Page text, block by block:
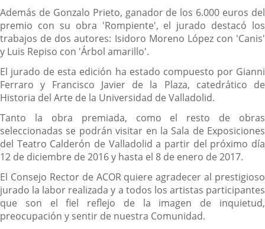
Además de Gonzalo Prieto, ganador de los 6.000 euros del
premio con su obra 'Rompiente', el jurado destacó los
trabajos de dos autores: Isidoro Moreno López con 'Canis'
y Luis Repiso con 'Árbol amarillo'.
El jurado de esta edición ha estado compuesto por Gianni
Ferraro y Francisco Javier de la Plaza, catedrático de
Historia del Arte de la Universidad de Valladolid.
Tanto la obra premiada, como el resto de obras
seleccionadas se podrán visitar en la Sala de Exposiciones
del Teatro Calderón de Valladolid a partir del próximo día
12 de diciembre de 2016 y hasta el 8 de enero de 2017.
El Consejo Rector de ACOR quiere agradecer al prestigioso
jurado la labor realizada y a todos los artistas participantes
que son el fiel reflejo de la imagen de inquietud,
preocupación y sentir de nuestra Comunidad.